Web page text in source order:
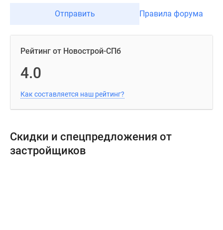
Отправить Правила форума
Рейтинг от Новострой-СПб
4.0
Как составляется наш рейтинг?
Скидки и спецпредложения от
застройщиков